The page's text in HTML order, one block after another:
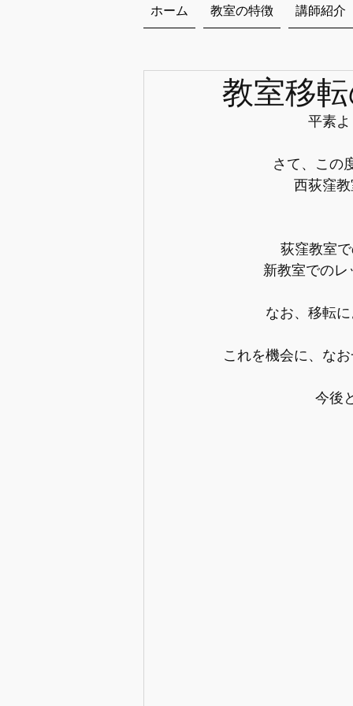
ホーム 教室の特徴 講師紹介
教室移
平素
さて、この
西荻窪
荻窪教室
新教室での
なお、移転
これを機会に、な
今後